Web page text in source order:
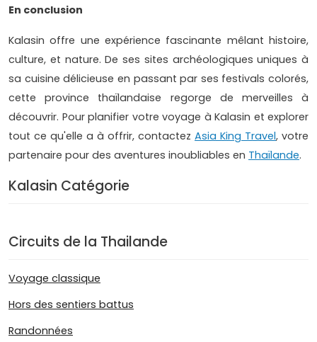
En conclusion
Kalasin offre une expérience fascinante mêlant histoire,
culture, et nature. De ses sites archéologiques uniques à
sa cuisine délicieuse en passant par ses festivals colorés,
cette province thaïlandaise regorge de merveilles à
découvrir. Pour planifier votre voyage à Kalasin et explorer
tout ce qu'elle a à offrir, contactez Asia King Travel, votre
partenaire pour des aventures inoubliables en Thaïlande.
Kalasin Catégorie
Circuits de la Thailande
Voyage classique
Hors des sentiers battus
Randonnées